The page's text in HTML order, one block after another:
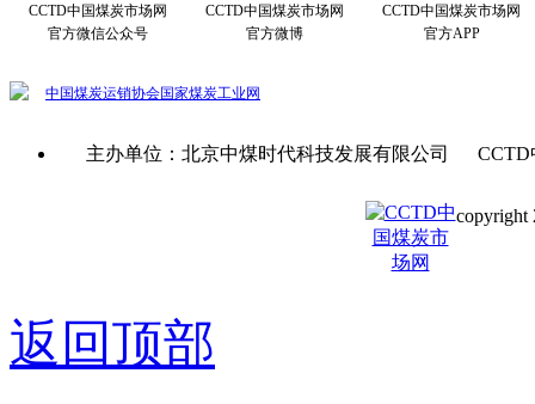
CCTD中国煤炭市场网
官方微信公众号
CCTD中国煤炭市场网
官方微博
CCTD中国煤炭市场网
官方APP
中国煤炭运销协会国家煤炭工业网
主办单位：北京中煤时代科技发展有限公司
copyright
返回顶部